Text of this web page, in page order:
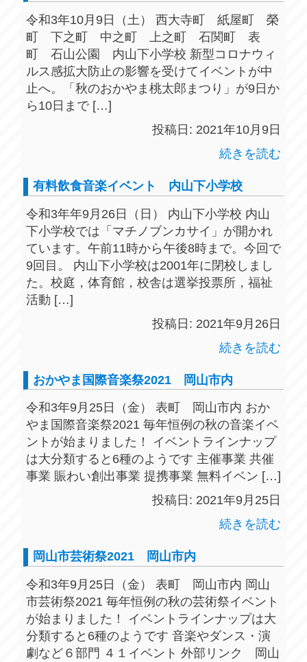
令和3年10月9日（土） 西大寺町 紙屋町 榮
町 下之町 中之町 上之町 石関町 表
町 石山公園 内山下小学校 新型コロナウィ
ルス感拡大防止の影響を受けてイベントが中
止へ。「秋のおかやま桃太郎まつり」が9日か
ら10日まで […]
投稿日: 2021年10月9日
続きを読む
有料飲食音楽イベント 内山下小学校
令和3年年9月26日（日） 内山下小学校 内山
下小学校では「マチノブンカサイ」が開かれ
ています。午前11時から午後8時まで。今回で
9回目。 内山下小学校は2001年に閉校しまし
た。校庭，体育館，校舎は選挙投票所，福祉
活動 […]
投稿日: 2021年9月26日
続きを読む
おかやま国際音楽祭2021 岡山市内
令和3年9月25日（金） 表町 岡山市内 おか
やま国際音楽祭2021 毎年恒例の秋の音楽イベ
ントが始まりました！ イベントラインナップ
は大分類すると6種のようです 主催事業 共催
事業 賑わい創出事業 提携事業 無料イベン […]
投稿日: 2021年9月25日
続きを読む
岡山市芸術祭2021 岡山市内
令和3年9月25日（金） 表町 岡山市内 岡山
市芸術祭2021 毎年恒例の秋の芸術祭イベント
が始まりました！ イベントラインナップは大
分類すると6種のようです 音楽やダンス・演
劇など６部門 ４１イベント 外部リンク 岡山